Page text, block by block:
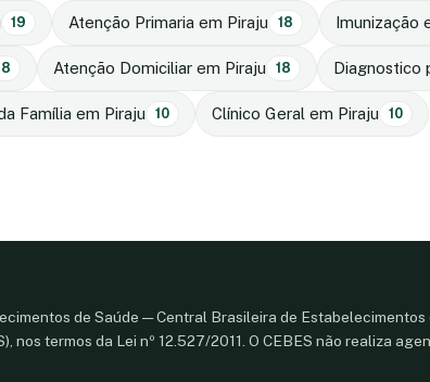
19 Atenção Primaria em Piraju 18 Imunização
Atenção Domiciliar em Piraju 18 Diagnostico
Família em Piraju 10 Clínico Geral em Piraju 10
de Saúde — Central Brasileira de
nos termos da Lei nº 12.527/2011. O CEBES não realiza